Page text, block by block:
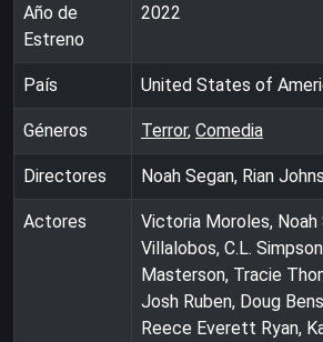
Año de
Estreno
2022
País United States of
Géneros Terror, Comedia
Directores Noah Segan, Rian
Actores
Victoria Moroles, Noah
Villalobos, C.L.
Masterson, Tracie
Josh Ruben, Doug
Reece Everett Ryan,